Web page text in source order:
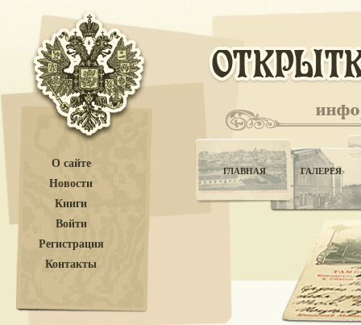
О сайте
Новости
Книги
Войти
Регистрация
Контакты
ГЛАВНАЯ ГАЛЕРЕЯ